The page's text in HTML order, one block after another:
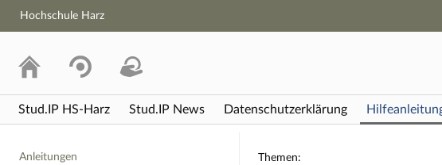
Hochschule Harz
Stud.IP HS-Harz Stud.IP News Datenschutzerklärung
Anleitungen Impressum
Themen: